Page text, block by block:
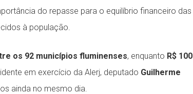
do repasse para o equilíbrio financeiro das
à população.
os 92 municípios fluminenses, enquanto R$ 100
em exercício da Alerj, deputado Guilherme
ainda no mesmo dia.